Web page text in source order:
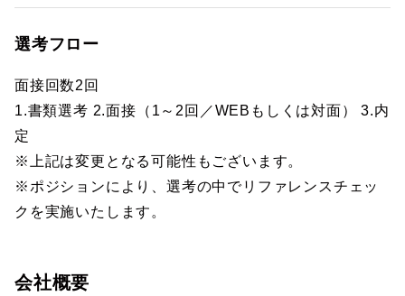
選考フロー
面接回数2回
1.書類選考 2.面接（1～2回／WEBもしくは対面） 3.内
定
※上記は変更となる可能性もございます。
※ポジションにより、選考の中でリファレンスチェッ
クを実施いたします。
会社概要